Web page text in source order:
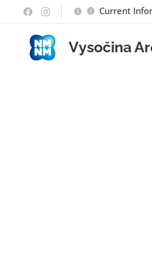
Current
Vysočina